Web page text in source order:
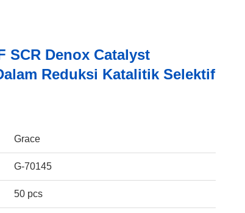
SCR Denox Catalyst
Reduksi Katalitik Selektif
Grace
G-70145
50 pcs